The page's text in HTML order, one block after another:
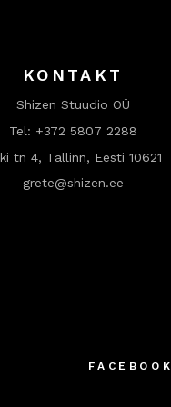
KONTAKT
Shizen Stuudio OÜ
Tel: +372 5807 2288
tn 4, Tallinn, Eesti 10621
grete@shizen.ee
FACEBOOK